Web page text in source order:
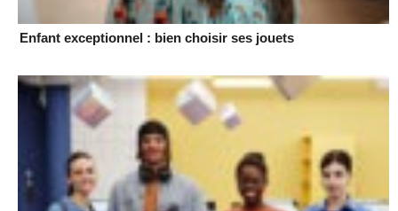
Enfant exceptionnel : bien choisir ses jouets